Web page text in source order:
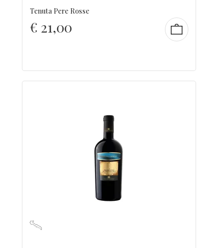
Tenuta Pere Rosse
€ 21,00